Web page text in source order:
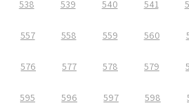
538 539 540 541
557 558 559 560
576 577 578 579
595 596 597 598